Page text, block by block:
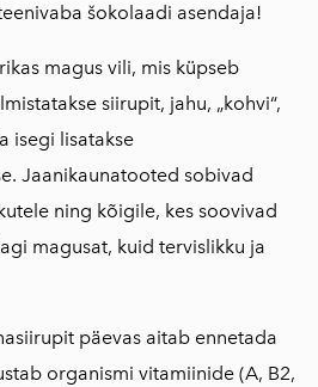
šokolaadi asendaja!
magus vili, mis küpseb
siirupit, jahu, „kohvi“,
isegi lisatakse
Jaanikaunatooted sobivad
ning kõigile, kes soovivad
magusat, kuid tervislikku ja
päevas aitab ennetada
organismi vitamiinide (A, B2,